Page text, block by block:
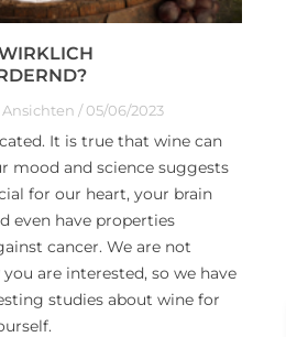
Ansichten / 05/06/2023
It is true that wine can
mood and science suggests
for our heart, your brain
even have properties
cancer. We are not
are interested, so we have
studies about wine for